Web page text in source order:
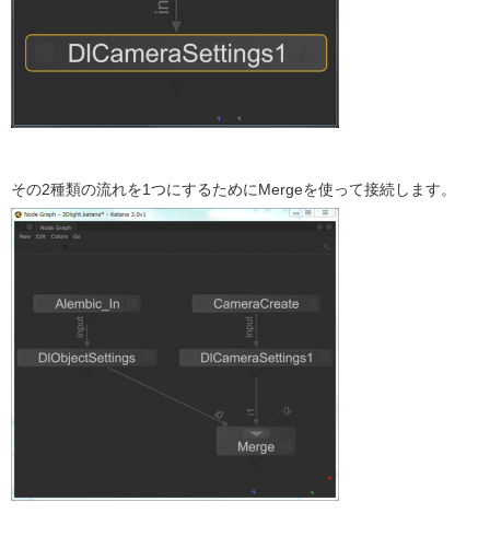
その2種類の流れを1つにするためにMergeを使って接続します。